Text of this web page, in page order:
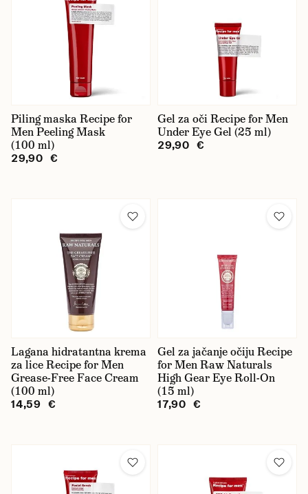
Piling maska Recipe for
Men Peeling Mask
(100 ml)
29,90 €
Gel za oči Recipe for Men
Under Eye Gel (25 ml)
29,90 €
Lagana hidratantna krema
za lice Recipe for Men
Grease-Free Face Cream
(100 ml)
14,59 €
Gel za jačanje očiju Recipe
for Men Raw Naturals
High Gear Eye Roll-On
(15 ml)
17,90 €